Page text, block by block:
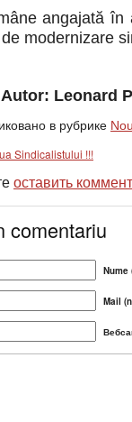
angajată
modernizare
Autor: Leonard
в рубрике
Sindicalistului !!!
оставить
comentariu
Nume
Mail